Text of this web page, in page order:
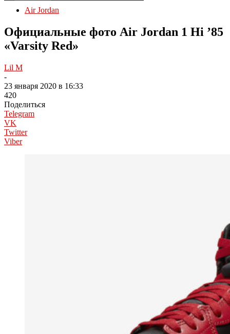
Air Jordan
Официальные фото Air Jordan 1 Hi ’85
«Varsity Red»
Lil M
-
23 января 2020 в 16:33
420
Поделиться
Telegram
VK
Twitter
Viber